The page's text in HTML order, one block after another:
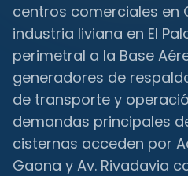
centros comerciales en
industria liviana en El
perimetral a la Base
generadores de
de transporte y
demandas principales
cisternas acceden por
Gaona y Av. Rivadavia